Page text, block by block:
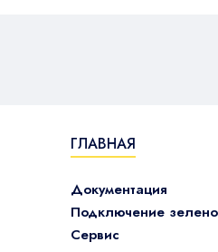
ГЛАВНАЯ
Документация
Подключение
Сервис